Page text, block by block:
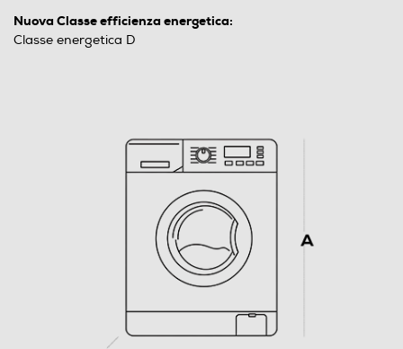
Nuova Classe efficienza energetica:
Classe energetica D